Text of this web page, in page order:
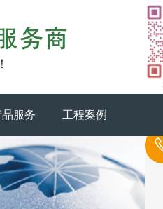
服务 工程案例